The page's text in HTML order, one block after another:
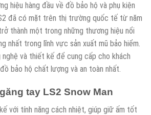
hiệu hàng đầu về đồ bảo hộ và phụ kiện
đã có mặt trên thị trường quốc tế từ năm
thành một trong những thương hiệu nổi
nhất trong lĩnh vực sản xuất mũ bảo hiểm.
nghệ và thiết kế để cung cấp cho khách
bảo hộ chất lượng và an toàn nhất.
tay LS2 Snow Man
với tính năng cách nhiệt, giúp giữ ấm tốt